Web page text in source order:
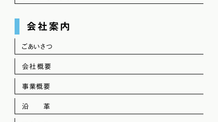
会社案内
ごあいさつ
会社概要
事業概要
沿 革